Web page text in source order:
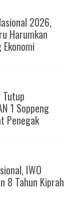
2026,
Harumkan
1 Soppeng
Penegak
IWO
8 Tahun Kiprah